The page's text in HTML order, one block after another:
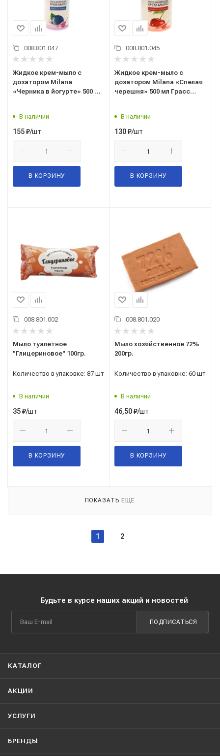
008.801.047
Жидкое крем-мыло с
дозатором Milana
«Черника в йогурте» 500 мл
В наличии
155₽/шт
В КОРЗИНУ
008.801.045
Жидкое крем-мыло с
дозатором Milana «Спелая
черешня» 500 мл Грасс
В наличии
130₽/шт
В КОРЗИНУ
008.801.002
Мыло туалетное
"Глицериновое" 100гр.
Количество в упаковке: 87 шт
В наличии
35₽/шт
В КОРЗИНУ
008.801.020
Мыло хозяйственное 72%
200гр.
Количество в упаковке: 60 шт
В наличии
46,50₽/шт
В КОРЗИНУ
ПОКАЗАТЬ ЕЩЕ
1 2
Будьте в курсе наших акций и новостей
ПОДПИСАТЬСЯ
КАТАЛОГ
АКЦИИ
УСЛУГИ
БРЕНДЫ